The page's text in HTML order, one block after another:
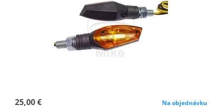
25,00 € Na objednávku